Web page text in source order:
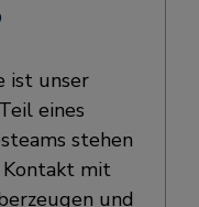
ist unser
eines
stehen
mit
und